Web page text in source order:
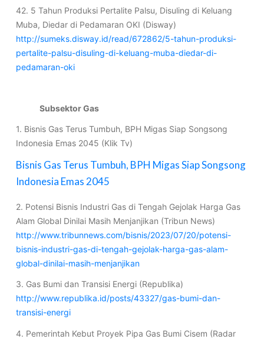
42. 5 Tahun Produksi Pertalite Palsu, Disuling di Keluang
Muba, Diedar di Pedamaran OKI (Disway)
http://sumeks.disway.id/read/672862/5-tahun-produksi-
pertalite-palsu-disuling-di-keluang-muba-diedar-di-
pedamaran-oki
Subsektor Gas
1. Bisnis Gas Terus Tumbuh, BPH Migas Siap Songsong
Indonesia Emas 2045 (Klik Tv)
Bisnis Gas Terus Tumbuh, BPH Migas Siap Songsong
Indonesia Emas 2045
2. Potensi Bisnis Industri Gas di Tengah Gejolak Harga Gas
Alam Global Dinilai Masih Menjanjikan (Tribun News)
http://www.tribunnews.com/bisnis/2023/07/20/potensi-
bisnis-industri-gas-di-tengah-gejolak-harga-gas-alam-
global-dinilai-masih-menjanjikan
3. Gas Bumi dan Transisi Energi (Republika)
http://www.republika.id/posts/43327/gas-bumi-dan-
transisi-energi
4. Pemerintah Kebut Proyek Pipa Gas Bumi Cisem (Radar